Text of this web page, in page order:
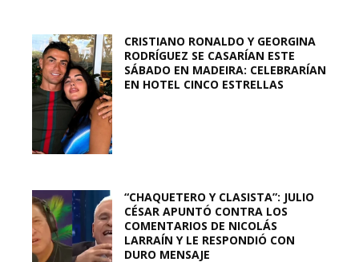
CRISTIANO RONALDO Y GEORGINA
RODRÍGUEZ SE CASARÍAN ESTE
SÁBADO EN MADEIRA: CELEBRARÍAN
EN HOTEL CINCO ESTRELLAS
“CHAQUETERO Y CLASISTA”: JULIO
CÉSAR APUNTÓ CONTRA LOS
COMENTARIOS DE NICOLÁS
LARRAÍN Y LE RESPONDIÓ CON
DURO MENSAJE